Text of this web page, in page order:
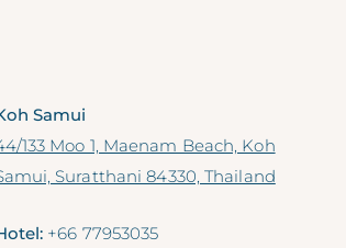
Samui
133 Moo 1, Maenam Beach, Koh
Suratthani 84330, Thailand
+66 77953035